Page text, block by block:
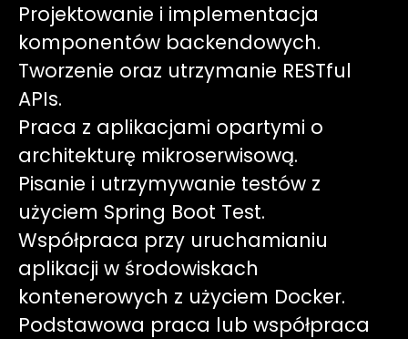
Projektowanie i implementacja
komponentów backendowych.
Tworzenie oraz utrzymanie RESTful
APIs.
Praca z aplikacjami opartymi o
architekturę mikroserwisową.
Pisanie i utrzymywanie testów z
użyciem Spring Boot Test.
Współpraca przy uruchamianiu
aplikacji w środowiskach
kontenerowych z użyciem Docker.
Podstawowa praca lub współpraca